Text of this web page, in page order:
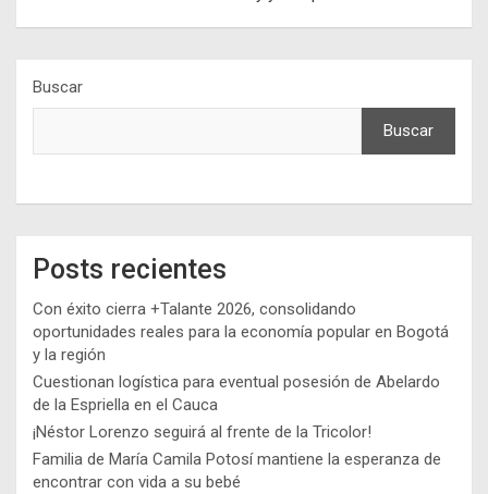
Buscar
Buscar
Posts recientes
Con éxito cierra +Talante 2026, consolidando
oportunidades reales para la economía popular en Bogotá
y la región
Cuestionan logística para eventual posesión de Abelardo
de la Espriella en el Cauca
¡Néstor Lorenzo seguirá al frente de la Tricolor!
Familia de María Camila Potosí mantiene la esperanza de
encontrar con vida a su bebé